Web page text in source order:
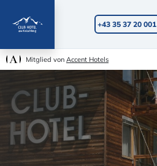
Mitglied von Accent Hotels
+43 35 37 20 001